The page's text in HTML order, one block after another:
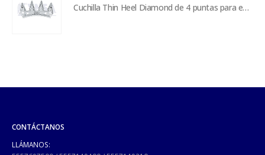
Cuchilla Thin Heel Diamond de 4 puntas para esquiladora
CONTÁCTANOS
LLÁMANOS: